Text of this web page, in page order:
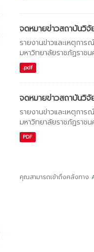
จดหมายข่าวสถาบันวิ
รายงานข่าวและเหตุก
มหาวิทยาลัยราชภัฏราช
.pdf
จดหมายข่าวสถาบันวิ
รายงานข่าวและเหตุก
มหาวิทยาลัยราชภัฏราช
PDF
คุณสามารถเข้าถึงคลังทาง